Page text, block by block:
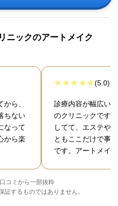
ニックのアートメイク
ら、
ちない
なって
から楽
(5.0)
診療内容が幅広い
のクリニックです
してて、エステや
ともここだけで事
です。アートメイ
コミから一部抜粋
するものではありません。